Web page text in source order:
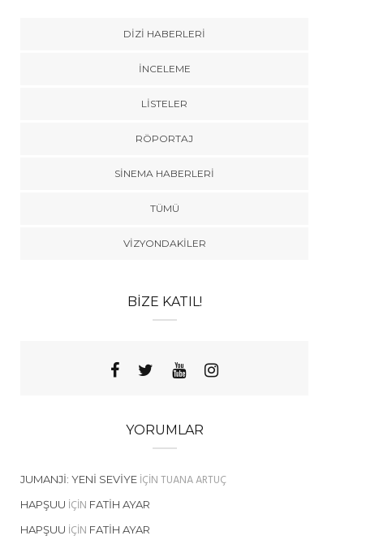
DIZI HABERLERI
İNCELEME
LISTELER
RÖPORTAJ
SINEMA HABERLERI
TÜMÜ
VIZYONDAKILER
BIZE KATIL!
YORUMLAR
JUMANJI: YENI SEVIYE IÇINTUANA ARTUÇ
HAPŞUU IÇIN FATIH AYAR
HAPŞUU IÇIN FATIH AYAR